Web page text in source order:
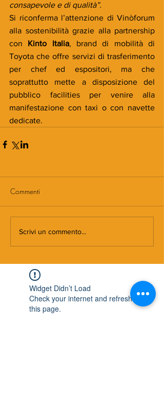
consapevole e di qualità”.
Si riconferma l’attenzione di Vinòforum
alla sostenibilità grazie alla partnership
con Kinto Italia, brand di mobilità di
Toyota che offre servizi di trasferimento
per chef ed espositori, ma che
soprattutto mette a disposizione del
pubblico facilities per venire alla
manifestazione con taxi o con navette
dedicate.
Commenti
Scrivi un commento...
Widget Didn’t Load
Check your internet and refresh
this page.